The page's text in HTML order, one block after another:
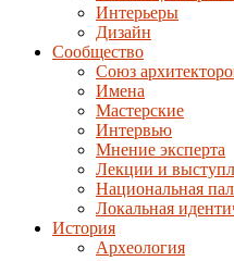
Интерьеры
Дизайн
Сообщество
Союз
Имена
Мастерские
Интервью
Мнение эксперта
Лекции и
Национальная
Локальная
История
Археология